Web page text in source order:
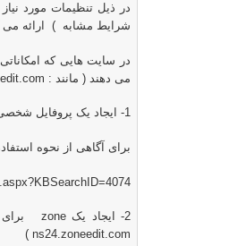
در ذیل تنظیمات مورد
شرایط مشابه ) ارائه می
در سایت هایی که
می دهند ( مانند :
1- ایجاد یک پروفایل شخصی در سایت مربوطه
برای آگاهی از نحوه
2- ایجاد یک zone برای
ns24.zoneedit.com
)